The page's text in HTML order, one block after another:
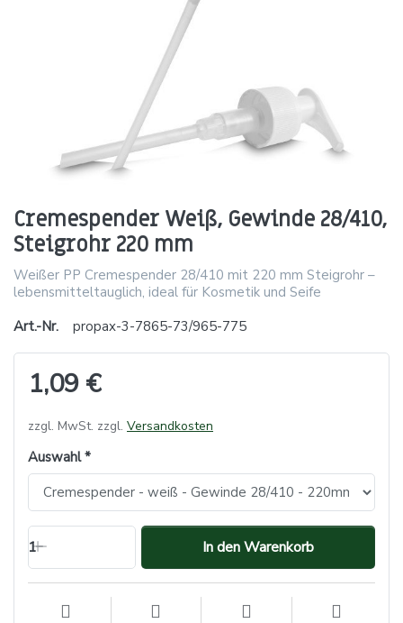
Cremespender Weiß, Gewinde 28/410,
Steigrohr 220 mm
Weißer PP Cremespender 28/410 mit 220 mm Steigrohr –
lebensmitteltauglich, ideal für Kosmetik und Seife
Art.-Nr.
propax-3-7865-73/965-775
1,09 €
zzgl. MwSt. zzgl. Versandkosten
Auswahl
1 In den Warenkorb